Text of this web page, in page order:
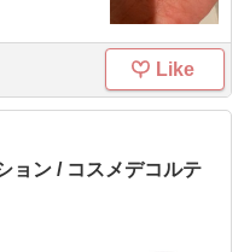
Like
ョン / コスメデコルテ